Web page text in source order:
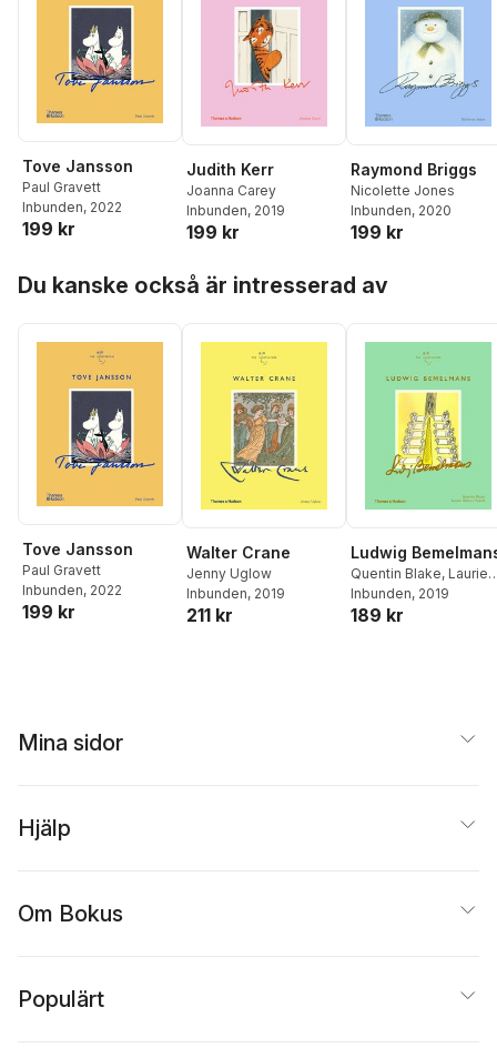
Tove Jansson
Paul Gravett
Inbunden, 2022
199 kr
Judith Kerr
Joanna Carey
Inbunden, 2019
199 kr
Raymond Briggs
Nicolette Jones
Inbunden, 2020
199 kr
Du kanske också är intresserad av
Tove Jansson
Paul Gravett
Inbunden, 2022
199 kr
Walter Crane
Jenny Uglow
Inbunden, 2019
211 kr
Ludwig
Quentin Blake, Laurie
Britton Newell
Inbunden, 2019
189 kr
Mina sidor
Hjälp
Om Bokus
Populärt